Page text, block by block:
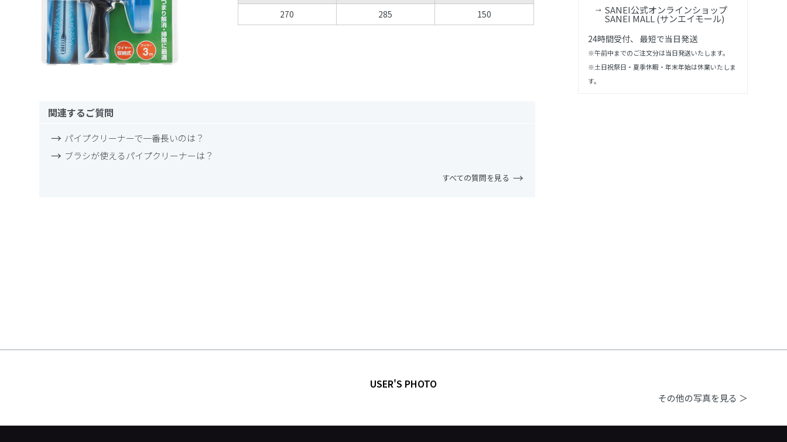
270
285 150
関連するご質問
パイプクリーナーで一番長いのは？
ブラシが使えるパイプクリーナーは？
すべての質問を見る
SANEI公式オンラインショップ
SANEI MALL (サンエイモール)
24時間受付、 最短で当日発送
※午前中までのご注文分は当日発送いたします。
※土日祝祭日・夏季休暇・年末年始は休業いたしま
す。
USER'S PHOTO
その他の写真を見る ＞